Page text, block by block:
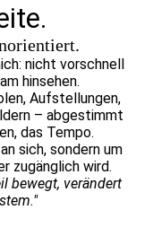
nicht vorschnell
hinsehen.
Aufstellungen,
– abgestimmt
das Tempo.
sich, sondern um
zugänglich wird.
bewegt, verändert